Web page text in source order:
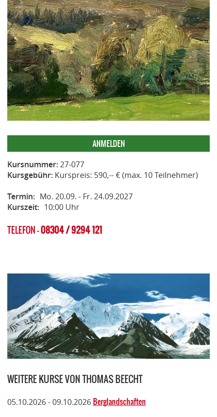
ANMELDEN
Kursnummer:27-077
Kursgebühr: Kurspreis: 590,-- € (max. 10 Teilnehmer)
Termin: Mo. 20.09. - Fr. 24.09.2027
Kurszeit: 10:00 Uhr
TELEFON -08304 / 9294 121
WEITERE KURSE VON THOMAS BEECHT
05.10.2026 - 09.10.2026 Berglandschaften